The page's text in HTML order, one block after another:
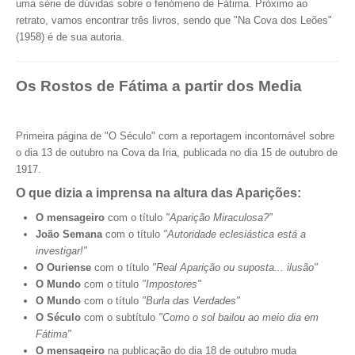
uma série de dúvidas sobre o fenómeno de Fátima. Próximo ao
retrato, vamos encontrar três livros, sendo que "Na Cova dos Leões"
(1958) é de sua autoria.
Os Rostos de Fátima a partir dos Media
Primeira página de "O Século" com a reportagem incontornável sobre
o dia 13 de outubro na Cova da Iria, publicada no dia 15 de outubro de
1917.
O que dizia a imprensa na altura das Aparições:
O mensageiro com o título "Aparição Miraculosa?"
João Semana com o título "Autoridade eclesiástica está a
investigar!"
O Ouriense com o título "Real Aparição ou suposta... ilusão"
O Mundo com o título "Impostores"
O Mundo com o título "Burla das Verdades"
O Século com o subtítulo "Como o sol bailou ao meio dia em
Fátima"
O mensageiro na publicação do dia 18 de outubro muda